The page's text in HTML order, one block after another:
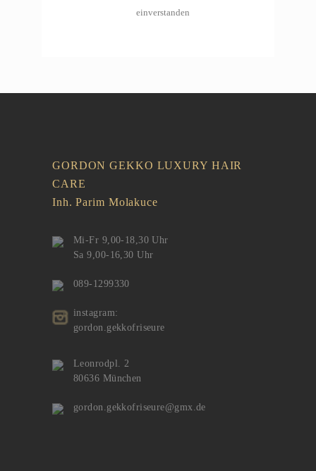
einverstanden
GORDON GEKKO LUXURY HAIR
CARE
Inh. Parim Molakuce
Mi-Fr 9,00-18,30 Uhr
Sa 9,00-16,30 Uhr
089-1299330
instagram:
gordon.gekkofriseure
Leonrodpl. 2
80636 München
gordon.gekkofriseure@gmx.de